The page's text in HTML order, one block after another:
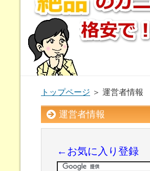
トップページ ＞ 運営者情報
運営者情報
←お気に入り登録